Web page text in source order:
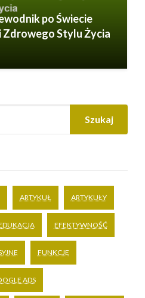
po Świecie
Stylu Życia
Szukaj
ARTYKUŁ ARTYKUŁY
EFEKTYWNOŚĆ
FUNKCJE
ADS